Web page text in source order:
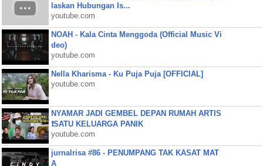
laskan Hubungan Is...
youtube.com
NOAH - Kala Cinta Menggoda (Official Music Vi
deo)
youtube.com
Nella Kharisma - Ku Puja Puja [OFFICIAL]
youtube.com
NYAMAR JADI GEMBEL DEPAN RUMAH ARTIS
❗SATU KELUARGA PANIK
youtube.com
jurnalrisa #86 - PENUMPANG TAK KASAT MAT
A